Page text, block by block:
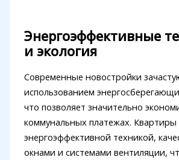
Энергоэффективные
и экология
Современные новостройки
использованием
что позволяет значительно
коммунальных платежах.
энергоэффективной техникой,
окнами и системами вентиляции,